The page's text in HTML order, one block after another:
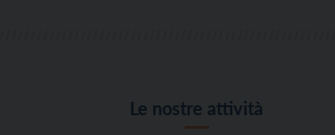
Le nostre attività